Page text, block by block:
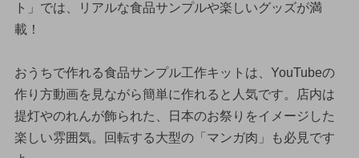
ト」では、リアルな食品サンプルや楽しいグッズが満
載！
おうちで作れる食品サンプル工作キットは、YouTubeの
作り方動画を見ながら簡単に作れると人気です。店内は
提灯やのれんが飾られた、日本のお祭りをイメージした
楽しい雰囲気。回転する大型の「マンガ肉」も必見です